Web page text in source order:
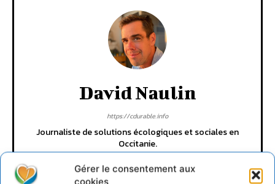
Gérer le consentement aux
cookies
David Naulin
https://cdurable.info
Journaliste de solutions écologiques et sociales en
Occitanie.